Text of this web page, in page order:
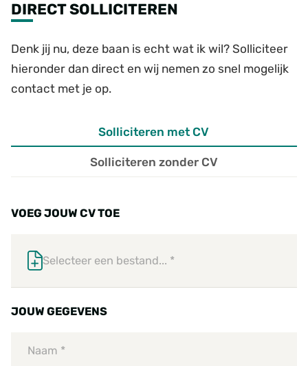
DIRECT SOLLICITEREN
Denk jij nu, deze baan is echt wat ik wil? Solliciteer
hieronder dan direct en wij nemen zo snel mogelijk
contact met je op.
Solliciteren met CV
Solliciteren zonder CV
VOEG JOUW CV TOE
Selecteer een bestand... *
JOUW GEGEVENS